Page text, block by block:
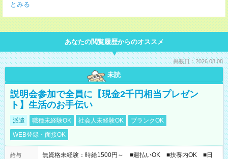
とみる
あなたの閲覧履歴からのオススメ
掲載日：2026.08.08
未読
説明会参加で全員に【現金2千円相当プレゼン
ト】生活のお手伝い
派遣 職種未経験OK 社会人未経験OK
ブランクOK
WEB登録・面接OK
給与
無資格未経験：時給1500円～ ■週払いOK ■扶養内OK ■日